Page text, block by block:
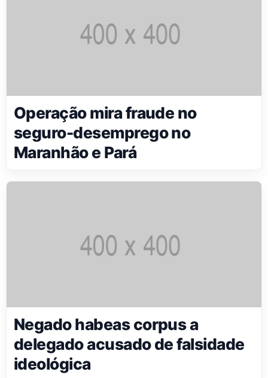
Operação mira fraude no
seguro-desemprego no
Maranhão e Pará
Negado habeas corpus a
delegado acusado de falsidade
ideológica